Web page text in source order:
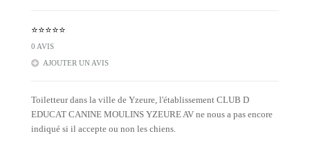
⭐⭐⭐⭐⭐
0 AVIS
AJOUTER UN AVIS
Toiletteur dans la ville de Yzeure, l'établissement CLUB D
EDUCAT CANINE MOULINS YZEURE AV ne nous a pas encore
indiqué si il accepte ou non les chiens.